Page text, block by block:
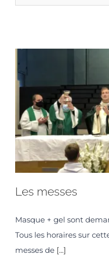
Les messes
Masque + gel sont
Tous les horaires sur
messes de [...]